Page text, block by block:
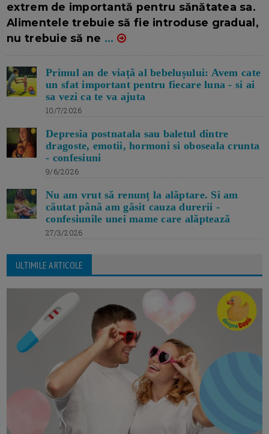
extrem de importantă pentru sănătatea sa.
Alimentele trebuie să fie introduse gradual,
nu trebuie să ne ...
Primul an de viață al bebelușului: Avem cate
un sfat important pentru fiecare luna - si ai
sa vezi ca te va ajuta
10/7/2026
Depresia postnatala sau baletul dintre
dragoste, emotii, hormoni si oboseala crunta
- confesiuni
9/6/2026
Nu am vrut să renunț la alăptare. Si am
căutat până am găsit cauza durerii -
confesiunile unei mame care alăptează
27/3/2026
ULTIMILE ARTICOLE